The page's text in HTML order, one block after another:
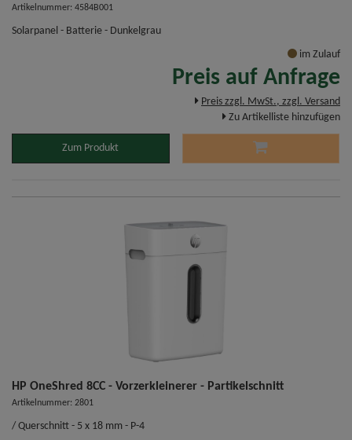
Artikelnummer: 4584B001
Solarpanel - Batterie - Dunkelgrau
im Zulauf
Preis auf Anfrage
Preis zzgl. MwSt., zzgl. Versand
Zu Artikelliste hinzufügen
Zum Produkt
HP OneShred 8CC - Vorzerkleinerer - Partikelschnitt
Artikelnummer: 2801
/ Querschnitt - 5 x 18 mm - P-4